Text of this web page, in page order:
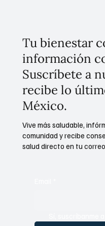
Tu bienestar
información
Suscríbete a
recibe lo
México.
Vive más saludable,
comunidad y recibe
salud directo en tu